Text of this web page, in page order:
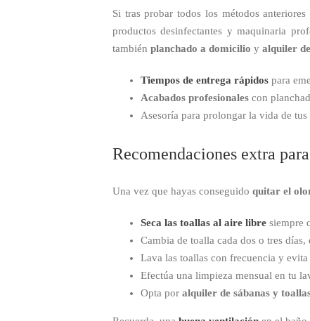
Si tras probar todos los métodos
productos desinfectantes y maquinaria
también planchado a domicilio y alquiler
Tiempos de entrega rápidos para
Acabados profesionales con
Asesoría para prolongar la vida de
Recomendaciones extra
Una vez que hayas conseguido quitar el
Seca las toallas al aire libre siempre
Cambia de toalla cada dos o tres
Lava las toallas con frecuencia y
Efectúa una limpieza mensual en tu
Opta por alquiler de sábanas y